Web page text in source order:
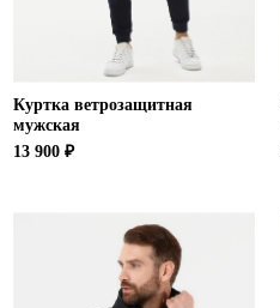
Куртка ветрозащитная
мужская
13 900 ₽